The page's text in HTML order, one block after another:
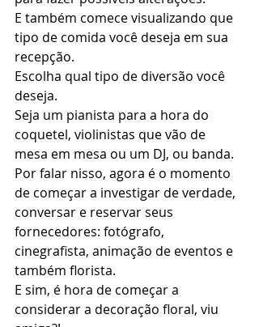
E também comece visualizando que
tipo de comida você deseja em sua
recepção.
Escolha qual tipo de diversão você
deseja.
Seja um pianista para a hora do
coquetel, violinistas que vão de
mesa em mesa ou um DJ, ou banda.
Por falar nisso, agora é o momento
de começar a investigar de verdade,
conversar e reservar seus
fornecedores: fotógrafo,
cinegrafista, animação de eventos e
também florista.
E sim, é hora de começar a
considerar a decoração floral, viu